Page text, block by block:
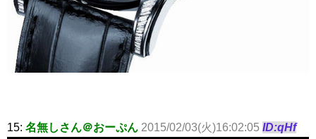
15: 名無しさん＠おーぷん 2015/02/03(火)16:02:05 ID:qHf